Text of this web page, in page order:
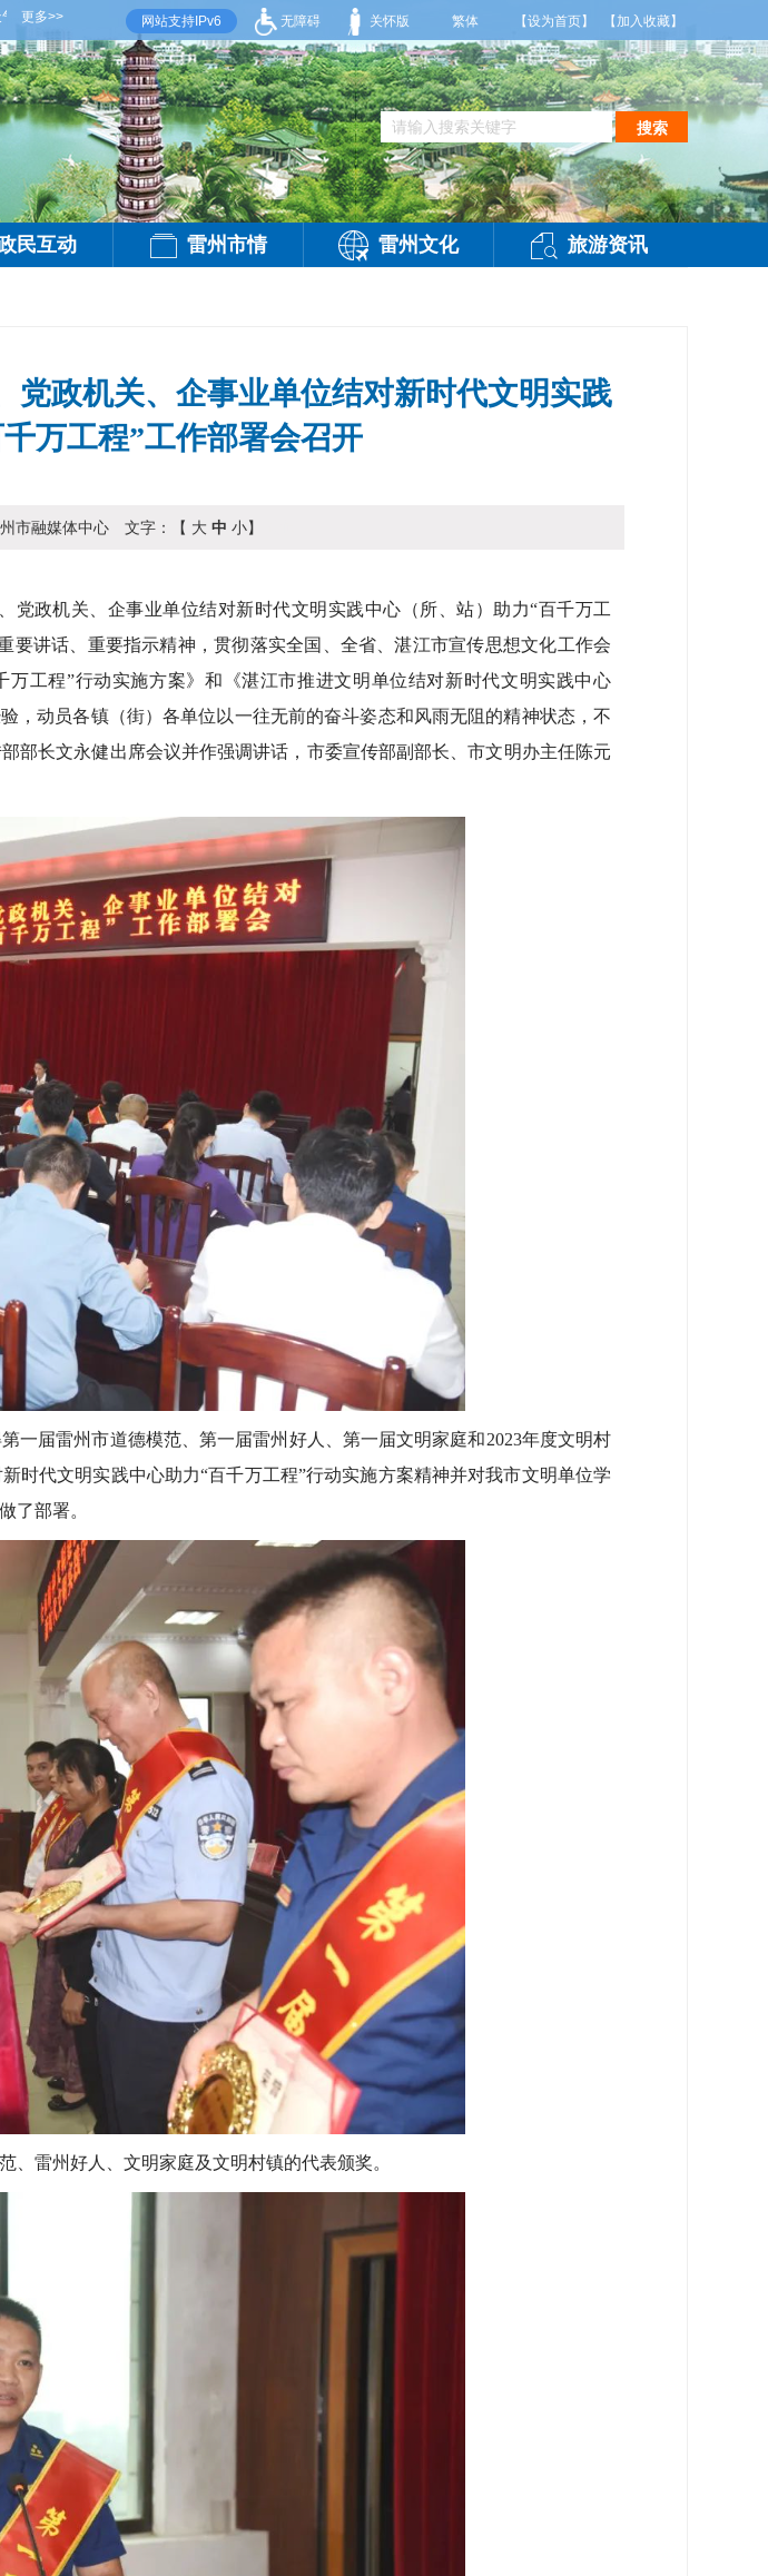
到明天白天，阴天间多云，有雷阵雨，局部大雨，东南风2～3级，气温25～32℃，相对湿度70～95%。雷州市气象台2026年08
更多>> 网站支持IPv6 无障碍 关怀版 繁体 【设为首页】 【加入收藏】
搜索
民互动 雷州市情 雷州文化 旅游资讯
党政机关、企事业单位结对新时代文明实践
万工程”工作部署会召开
市融媒体中心 文字：【 大 中 小】
机关、企事业单位结对新时代文明实践中心（所、站）助力“百千万工
讲话、重要指示精神，贯彻落实全国、全省、湛江市宣传思想文化工作会
工程”行动实施方案》和《湛江市推进文明单位结对新时代文明实践中心
，动员各镇（街）各单位以一往无前的奋斗姿态和风雨无阻的精神状态，不
部长文永健出席会议并作强调讲话，市委宣传部副部长、市文明办主任陈元
届雷州市道德模范、第一届雷州好人、第一届文明家庭和2023年度文明村
时代文明实践中心助力“百千万工程”行动实施方案精神并对我市文明单位学
了部署。
雷州好人、文明家庭及文明村镇的代表颁奖。